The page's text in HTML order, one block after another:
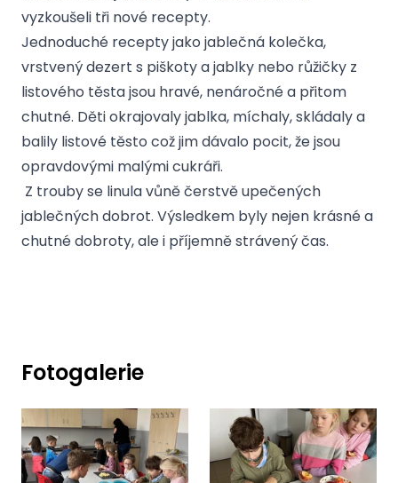
vyzkoušeli tři nové recepty.
Jednoduché recepty jako jablečná kolečka,
vrstvený dezert s piškoty a jablky nebo růžičky z
listového těsta jsou hravé, nenáročné a přitom
chutné. Děti okrajovaly jablka, míchaly, skládaly a
balily listové těsto což jim dávalo pocit, že jsou
opravdovými malými cukráři.
Z trouby se linula vůně čerstvě upečených
jablečných dobrot. Výsledkem byly nejen krásné a
chutné dobroty, ale i příjemně strávený čas.
Fotogalerie